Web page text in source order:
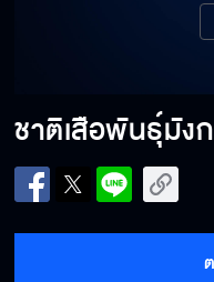
ชาติเสือพันธุ์มัง
ช